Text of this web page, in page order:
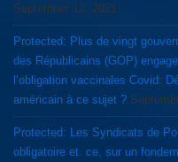
September 12, 2021
Protected: Plus de vingt
des Républicains (GOP)
l’obligation vaccinales Covid:
américain à ce sujet ?
Protected: Les Syndicats de
obligatoire et. ce, sur un